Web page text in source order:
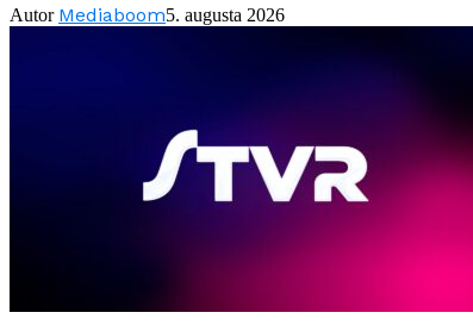
Autor Mediaboom5. augusta 2026